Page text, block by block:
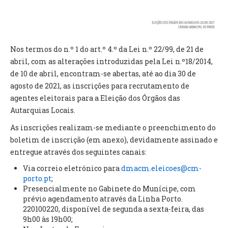
CONSTITUIÇÃO
PRESIDENTE
EXECUTIVO E PELOUROS
ASSEMBLEIA DE FREGUESIA
GRAVAÇÕES DAS REUNIÕES PÚBLICAS DO EXECUTIVO
DOCUMENTOS
ATAS E DOCUMENTOS DA ASSEMBLEIA
EDITAIS
REGULAMENTOS E TAXAS
PLANO E ORÇAMENTO
RELATÓRIO E CONTAS
Nos termos do n.º 1 do art.º 4.º da Lei n.º 22/99, de 21 de
abril, com as alterações introduzidas pela Lei n.º18/2014,
de 10 de abril, encontram-se abertas, até ao dia 30 de
agosto de 2021, as inscrições para recrutamento de
agentes eleitorais para a Eleição dos Órgãos das
Autarquias Locais.
As inscrições realizam-se mediante o preenchimento do
boletim de inscrição (em anexo), devidamente assinado e
entregue através dos seguintes canais:
Via correio eletrónico paradmacm.eleicoes@cm-
porto.pt;
Presencialmente no Gabinete do Munícipe, com
prévio agendamento através da Linha Porto.
220100220, disponível de segunda a sexta-feira, das
9h00 às 19h00;